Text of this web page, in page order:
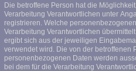
Die betroffene Person hat die
Verarbeitung Verantwortlichen unter
registrieren. Welche
Verarbeitung Verantwortlichen
ergibt sich aus der jeweiligen
verwendet wird. Die von der betroffenen
personenbezogenen Daten werden
bei dem für die Verarbeitung